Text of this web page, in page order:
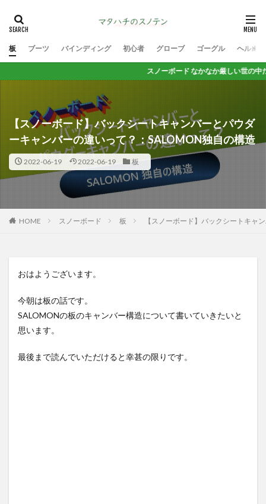
板 ブーツ バインディング 初心者 グローブ ゴーグル ヘルメ
スノーボード なかなか厳しい世の中だけど 思いっ
【スノーボード】バックシートキャンバーとパウダ
ーキャンバーの違いって？：SALOMON独自の構造
2022-06-19 2022-06-19 板
HOME スノーボード 板 【スノーボード】バックシートキャ
おはようございます。
今朝は板の話です。
SALOMONの板のキャンバー構造について書いていきたいと
思います。
最後まで読んでいただけると幸甚の限りです。